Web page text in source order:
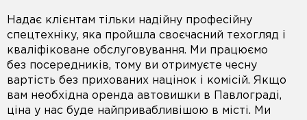
Надає клієнтам тільки надійну професійну
спецтехніку, яка пройшла своєчасний техогляд і
кваліфіковане обслуговування. Ми працюємо
без посередників, тому ви отримуєте чесну
вартість без прихованих націнок і комісій. Якщо
вам необхідна оренда автовишки в Павлограді,
ціна у нас буде найпривабливішою в місті. Ми